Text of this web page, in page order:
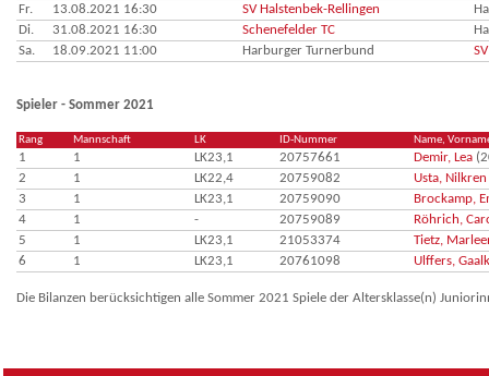
Fr.
13.08.2021 16:30 SV Halstenbek-Rellingen
Di.
31.08.2021 16:30 Schenefelder TC
Sa.
18.09.2021 11:00 Harburger Turnerbund
Spieler - Sommer 2021
Rang Mannschaft LK ID-Nummer Name,
1 1 LK23,1 20757661 Demir, Lea
2
1 LK22,4 20759082 Usta, Nilkren
3
1 LK23,1 20759090
Brockamp,
4
1 - 20759089
Röhrich,
5
1 LK23,1 21053374
Tietz,
6
1 LK23,1 20761098 Ulffers,
Die Bilanzen berücksichtigen alle Sommer 2021 Spiele der Altersklasse(n)